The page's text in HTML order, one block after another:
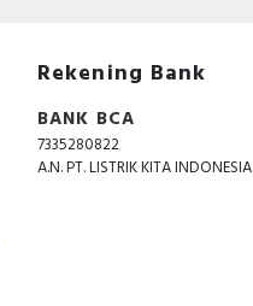
Rekening Bank
BANK BCA
7335280822
A.N. PT. LISTRIK KITA INDONESIA